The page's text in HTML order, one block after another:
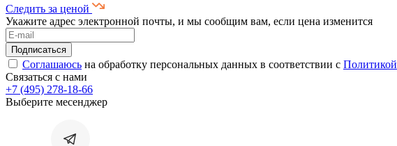
Следить за ценой
Укажите адрес электронной почты, и мы сообщим вам, если цена изменится
Соглашаюсь на обработку персональных данных в соответствии с Политикой
Связаться с нами
+7 (495) 278-18-66
Выберите месенджер